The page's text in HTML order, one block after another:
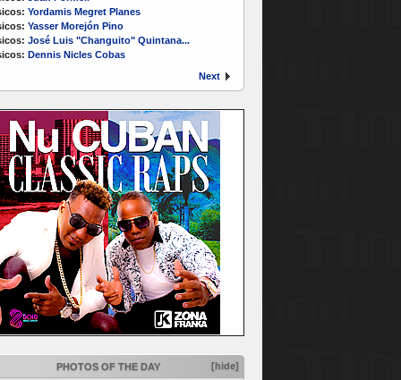
Yordamis Megret Planes
Yasser Morejón Pino
José Luis "Changuito" Quintana...
Dennis Nicles Cobas
Next
PHOTOS OF THE DAY [hide]